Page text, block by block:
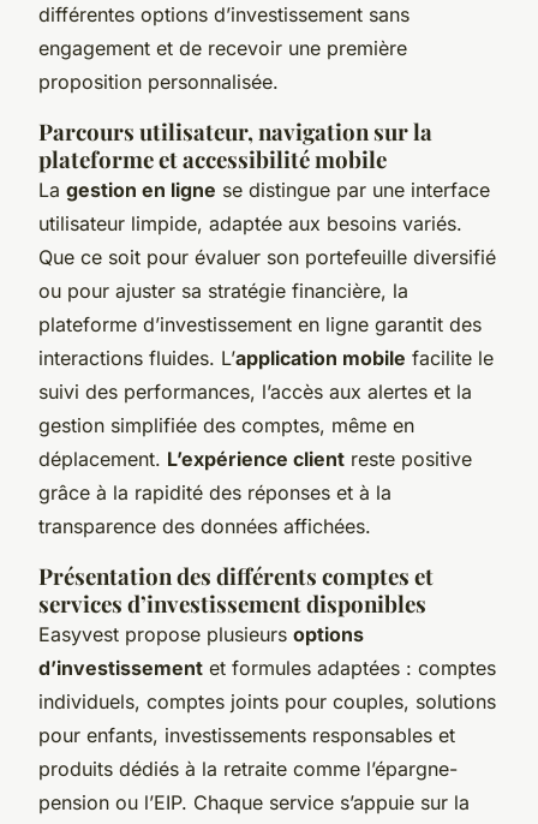
différentes options d’investissement sans
engagement et de recevoir une première
proposition personnalisée.
Parcours utilisateur, navigation sur la
plateforme et accessibilité mobile
La gestion en ligne se distingue par une interface
utilisateur limpide, adaptée aux besoins variés.
Que ce soit pour évaluer son portefeuille diversifié
ou pour ajuster sa stratégie financière, la
plateforme d’investissement en ligne garantit des
interactions fluides. L’application mobile facilite le
suivi des performances, l’accès aux alertes et la
gestion simplifiée des comptes, même en
déplacement. L’expérience client reste positive
grâce à la rapidité des réponses et à la
transparence des données affichées.
Présentation des différents comptes et
services d’investissement disponibles
Easyvest propose plusieurs options
d’investissement et formules adaptées : comptes
individuels, comptes joints pour couples, solutions
pour enfants, investissements responsables et
produits dédiés à la retraite comme l’épargne-
pension ou l’EIP. Chaque service s’appuie sur la